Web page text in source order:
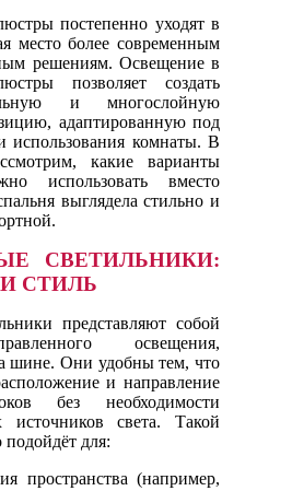
постепенно уходят в
место более современным
решениям. Освещение в
позволяет создать
и многослойную
адаптированную под
использования комнаты. В
какие варианты
использовать вместо
выглядела стильно и
СВЕТИЛЬНИКИ:
СТИЛЬ
представляют собой
освещения,
шине. Они удобны тем, что
и направление
без необходимости
света. Такой
подойдёт для:
пространства (например,